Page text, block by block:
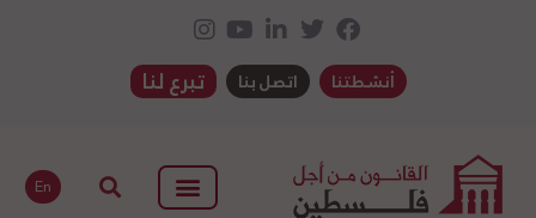
أنشطتنا اتصل بنا تبرع لنا
En